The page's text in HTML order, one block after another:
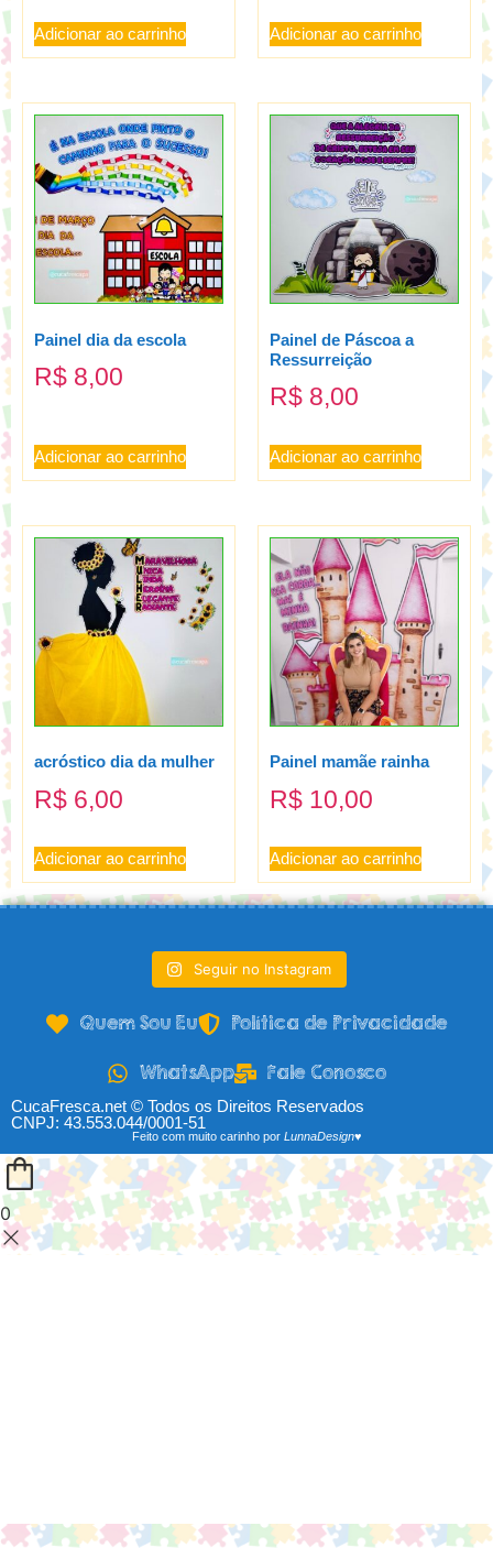
Adicionar ao carrinho Adicionar ao carrinho
Painel dia da escola
R$ 8,00
Adicionar ao carrinho
Painel de Páscoa a
Ressurreição
R$ 8,00
Adicionar ao carrinho
acróstico dia da mulher
R$ 6,00
Adicionar ao carrinho
Painel mamãe rainha
R$ 10,00
Adicionar ao carrinho
Seguir no Instagram
Quem Sou Eu Política de Privacidade
WhatsApp Fale Conosco
CucaFresca.net © Todos os Direitos Reservados
CNPJ: 43.553.044/0001-51
Feito com muito carinho por LunnaDesign♥
0